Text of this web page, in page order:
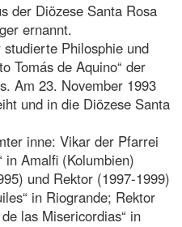
der Diözese Santa Rosa
ernannt.
Philosphie und
Tomás de Aquino“ der
Am 23. November 1993
und in die Diözese Santa
inne: Vikar der Pfarrei
in Amalfi (Kolumbien)
und Rektor (1997-1999)
in Riogrande; Rektor
las Misericordias“ in